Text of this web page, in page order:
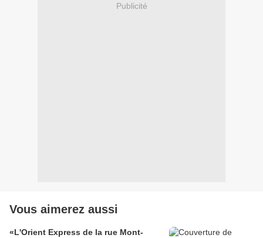
Publicité
Vous aimerez aussi
«L'Orient Express de la rue Mont-